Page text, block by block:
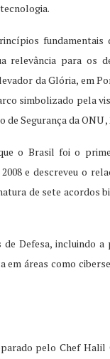
fundamentais
para os
da Glória, em
simbolizado pela
Segurança da ONU ,
o Brasil foi o
e descreveu o
de sete acordos
Defesa, incluindo
áreas como
pelo Chef Halil